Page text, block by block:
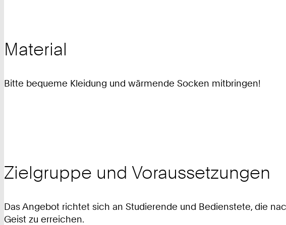
Material
Bitte bequeme Kleidung und wärmende Socken mitbringen!
Zielgruppe und Voraussetzungen
Das Angebot richtet sich an Studierende und Bedienstete, die
Geist zu erreichen.